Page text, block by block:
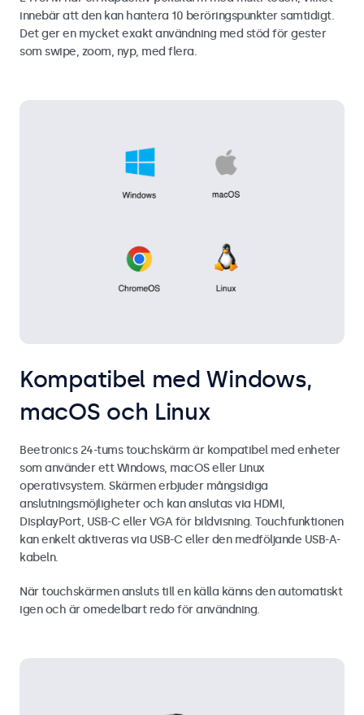
innebär att den kan hantera 10 beröringspunkter samtidigt.
Det ger en mycket exakt användning med stöd för gester
som swipe, zoom, nyp, med flera.
Kompatibel med Windows,
macOS och Linux
Beetronics 24-tums touchskärm är kompatibel med enheter
som använder ett Windows, macOS eller Linux
operativsystem. Skärmen erbjuder mångsidiga
anslutningsmöjligheter och kan anslutas via HDMI,
DisplayPort, USB-C eller VGA för bildvisning. Touchfunktionen
kan enkelt aktiveras via USB-C eller den medföljande USB-A-
kabeln.
När touchskärmen ansluts till en källa känns den automatiskt
igen och är omedelbart redo för användning.